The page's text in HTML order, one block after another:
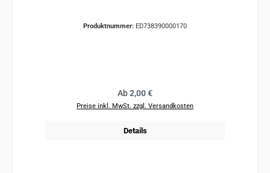
Produktnummer: ED738390000170
Regulärer Preis:
Ab2,00 €
Preise inkl. MwSt. zzgl. Versandkosten
Details